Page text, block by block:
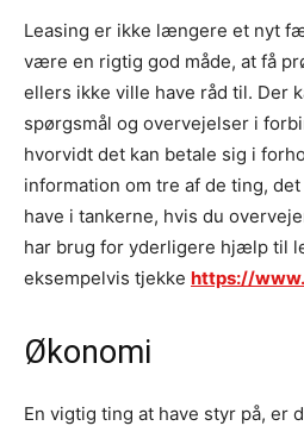
Leasing er ikke længere et nyt
være en rigtig god måde, at få
ellers ikke ville have råd til. Der
spørgsmål og overvejelser i
hvorvidt det kan betale sig i
information om tre af de ting,
have i tankerne, hvis du
har brug for yderligere hjælp til
eksempelvis tjekke https://
Økonomi
En vigtig ting at have styr på, er